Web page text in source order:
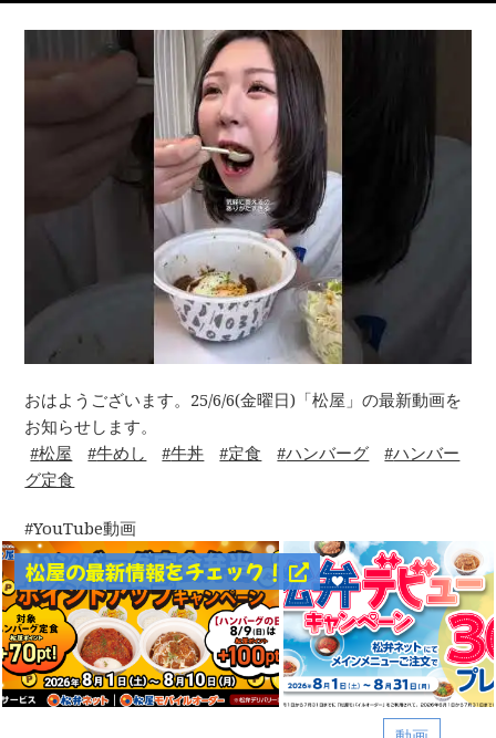
おはようございます。25/6/6(金曜日)「松屋」の最新動画を
お知らせします。
松屋
牛めし 牛丼 定食 ハンバーグ
ハンバー
グ定食
YouTube動画
松屋の最新情報をチェック！